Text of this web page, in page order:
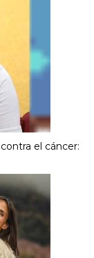
el cáncer: